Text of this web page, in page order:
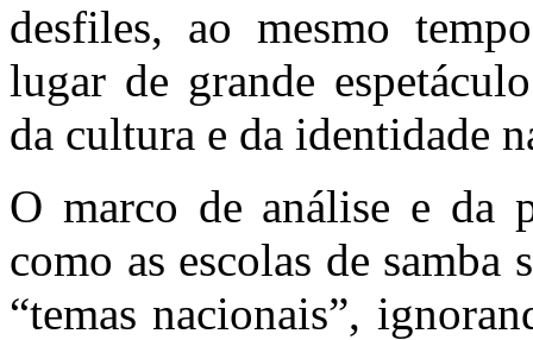
desfiles, ao mesmo
lugar de grande
da cultura e da identidade
O marco de análise e da
como as escolas de samba
“temas nacionais”,